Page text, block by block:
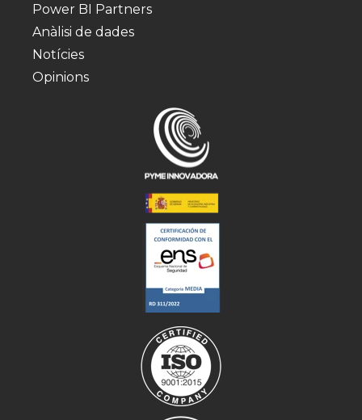
Power BI Partners
Anàlisi de dades
Notícies
Opinions